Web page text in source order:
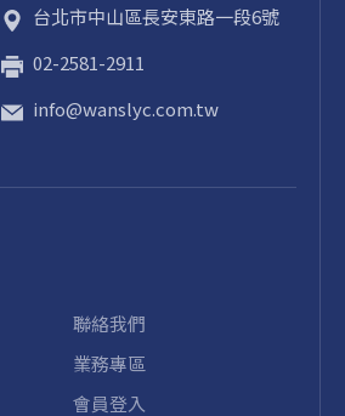
台北市中山區長安東路一段6號
02-2581-2911
info@wanslyc.com.tw
聯絡我們
業務專區
會員登入